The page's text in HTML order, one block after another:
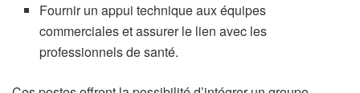
Fournir un appui technique aux équipes
commerciales et assurer le lien avec les
professionnels de santé.